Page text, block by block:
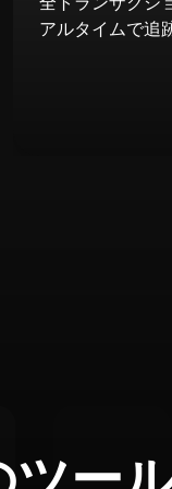
アルタイムで追